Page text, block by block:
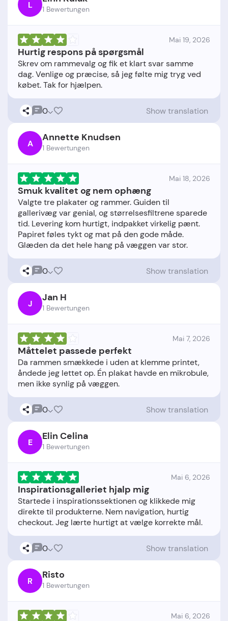
L 1 Bewertungen
Mai 19, 2026
Hurtig respons på spørgsmål
Skrev om rammevalg og fik et klart svar samme
dag. Venlige og præcise, så jeg følte mig tryg ved
0 Show translation
A Annette Knudsen
1 Bewertungen
Mai 18, 2026
Smuk kvalitet og nem ophæng
Valgte tre plakater og rammer. Guiden til
gallerivæg var genial, og størrelsesfiltrene sparede
tid. Levering kom hurtigt, indpakket virkelig pænt.
Papiret føles tykt og mat på den gode måde.
0 Show translation
J Jan H
1 Bewertungen
Mai 7, 2026
Måttelet passede perfekt
Da rammen smækkede i uden at klemme printet,
åndede jeg lettet op. Én plakat havde en mikrobule,
0 Show translation
E Elin Celina
1 Bewertungen
Mai 6, 2026
Inspirationsgalleriet hjalp mig
Startede i inspirationssektionen og klikkede mig
direkte til produkterne. Nem navigation, hurtig
0 Show translation
R Risto
1 Bewertungen
Mai 6, 2026